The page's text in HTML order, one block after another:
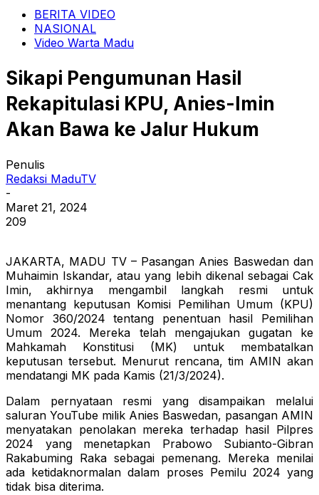
BERITA VIDEO
NASIONAL
Video Warta Madu
Sikapi Pengumunan Hasil
Rekapitulasi KPU, Anies-Imin
Akan Bawa ke Jalur Hukum
Penulis
Redaksi MaduTV
-
Maret 21, 2024
209
JAKARTA, MADU TV – Pasangan Anies Baswedan dan
Muhaimin Iskandar, atau yang lebih dikenal sebagai Cak
Imin, akhirnya mengambil langkah resmi untuk
menantang keputusan Komisi Pemilihan Umum (KPU)
Nomor 360/2024 tentang penentuan hasil Pemilihan
Umum 2024. Mereka telah mengajukan gugatan ke
Mahkamah Konstitusi (MK) untuk membatalkan
keputusan tersebut. Menurut rencana, tim AMIN akan
mendatangi MK pada Kamis (21/3/2024).
Dalam pernyataan resmi yang disampaikan melalui
saluran YouTube milik Anies Baswedan, pasangan AMIN
menyatakan penolakan mereka terhadap hasil Pilpres
2024 yang menetapkan Prabowo Subianto-Gibran
Rakabuming Raka sebagai pemenang. Mereka menilai
ada ketidaknormalan dalam proses Pemilu 2024 yang
tidak bisa diterima.